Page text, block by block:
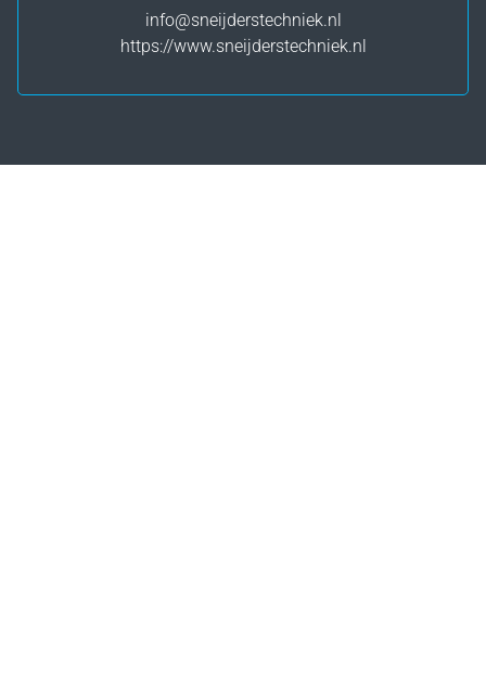
info@sneijderstechniek.nl
https://www.sneijderstechniek.nl